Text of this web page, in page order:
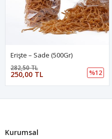
Erişte – Sade (500Gr)
250,00 TL
282,50 TL
%12
Kurumsal